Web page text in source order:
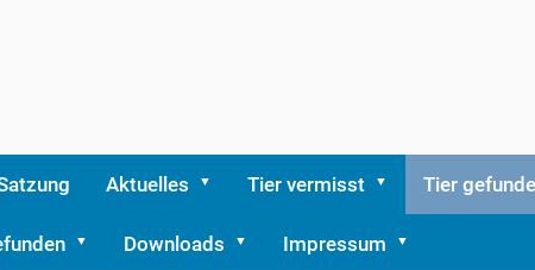
Aktuelles Tier vermisst Tier
Downloads Impressum